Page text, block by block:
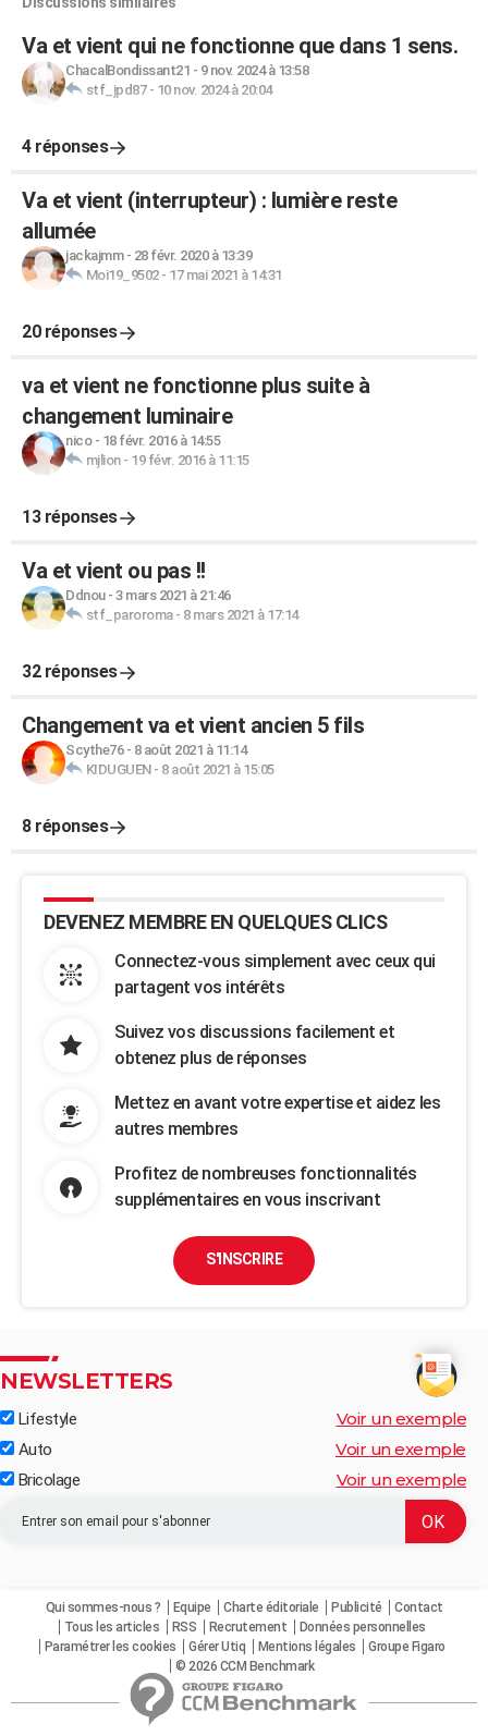
Va et vient qui ne fonctionne que dans 1 sens.
ChacalBondissant21 - 9 nov. 2024 à 13:58
stf_jpd87- 10 nov. 2024 à 20:04
4 réponses
Va et vient (interrupteur) : lumière reste
allumée
jackajmm- 28 févr. 2020 à 13:39
Moi19_9502- 17 mai 2021 à 14:31
20 réponses
va et vient ne fonctionne plus suite à
changement luminaire
nico- 18 févr. 2016 à 14:55
mjlion- 19 févr. 2016 à 11:15
13 réponses
Va et vient ou pas !!
Ddnou- 3 mars 2021 à 21:46
stf_paroroma- 8 mars 2021 à 17:14
32 réponses
Changement va et vient ancien 5 fils
Scythe76- 8 août 2021 à 11:14
KIDUGUEN- 8 août 2021 à 15:05
8 réponses
DEVENEZ MEMBRE EN QUELQUES CLICS
Connectez-vous simplement avec ceux qui
partagent vos intérêts
Suivez vos discussions facilement et
obtenez plus de réponses
Mettez en avant votre expertise et aidez les
autres membres
Profitez de nombreuses fonctionnalités
supplémentaires en vous inscrivant
S'INSCRIRE
NEWSLETTERS
Lifestyle Voir un exemple
Auto Voir un exemple
Bricolage Voir un exemple
Qui sommes-nous ? Equipe Charte éditoriale Publicité
Contact
Tous les articles
RSS Recrutement
Données personnelles
Paramétrer les cookies
Gérer Utiq Mentions légales
Groupe Figaro
© 2026 CCM Benchmark